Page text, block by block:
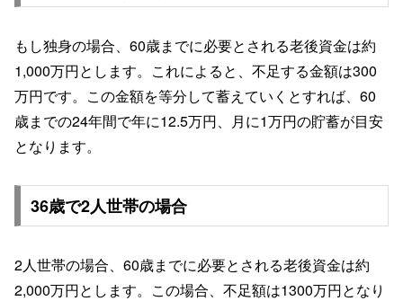
もし独身の場合、60歳までに必要とされる老後資金は約
1,000万円とします。これによると、不足する金額は300
万円です。この金額を等分して蓄えていくとすれば、60
歳までの24年間で年に12.5万円、月に1万円の貯蓄が目安
となります。
36歳で2人世帯の場合
2人世帯の場合、60歳までに必要とされる老後資金は約
2,000万円とします。この場合、不足額は1300万円となり